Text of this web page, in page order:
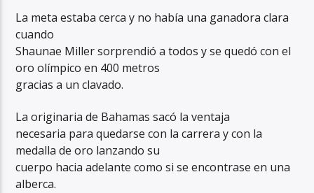
La meta estaba cerca y no había una ganadora clara
cuando
Shaunae Miller sorprendió a todos y se quedó con el
oro olímpico en 400 metros
gracias a un clavado.
La originaria de Bahamas sacó la ventaja
necesaria para quedarse con la carrera y con la
medalla de oro lanzando su
cuerpo hacia adelante como si se encontrase en una
alberca.